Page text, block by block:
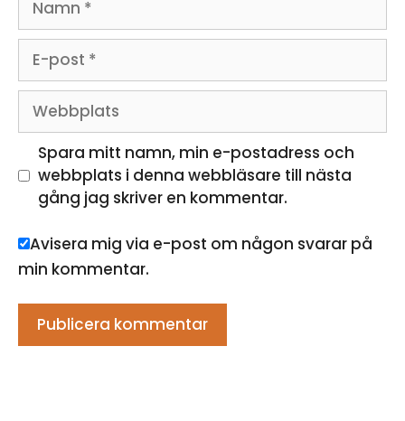
post
Webbplats
Spara mitt namn, min e-postadress och
webbplats i denna webbläsare till nästa
gång jag skriver en kommentar.
Avisera mig via e-post om någon svarar på
min kommentar.